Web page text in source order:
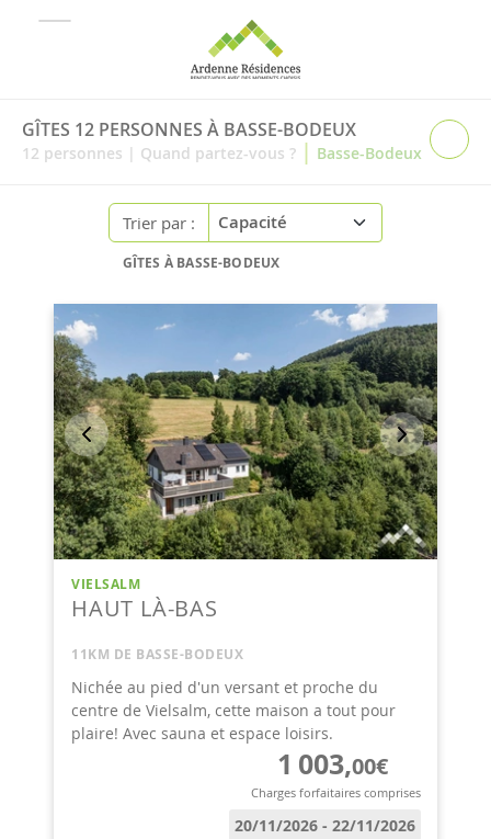
GÎTES 12 PERSONNES À BASSE-BODEUX
12 personnes | Quand partez-vous ? | Basse-Bodeux
Trier par :
GÎTES À BASSE-BODEUX